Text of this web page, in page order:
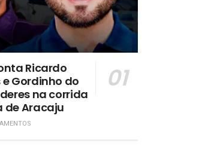
Ricardo
Gordinho do
na corrida
de Aracaju